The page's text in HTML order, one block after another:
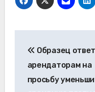
по
записям
Образец
арендаторам на
просьбу